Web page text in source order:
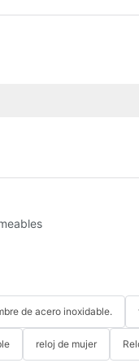
de acero inoxidable.
reloj de mujer